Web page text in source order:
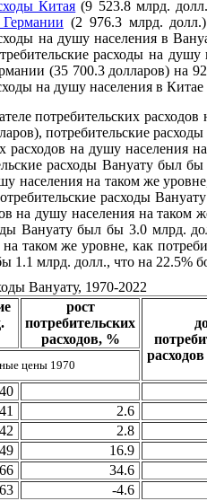
Китая (9 523.8 млрд.
Германии (2 976.3 млрд.
на душу населения в
расходы на душу
(35 700.3 долларов) на
на душу населения в
потребительских
потребительские
на душу населения
расходы Вануату был
населения на таком же
расходы
на душу населения на таком
Вануату был бы 3.0 млрд.
таком же уровне, как
1.1 млрд. долл., что на 22.5%
Вануату, 1970-2022
рост
потребительских
расходов, %
цены 1970
2.6
2.8
16.9
34.6
-4.6